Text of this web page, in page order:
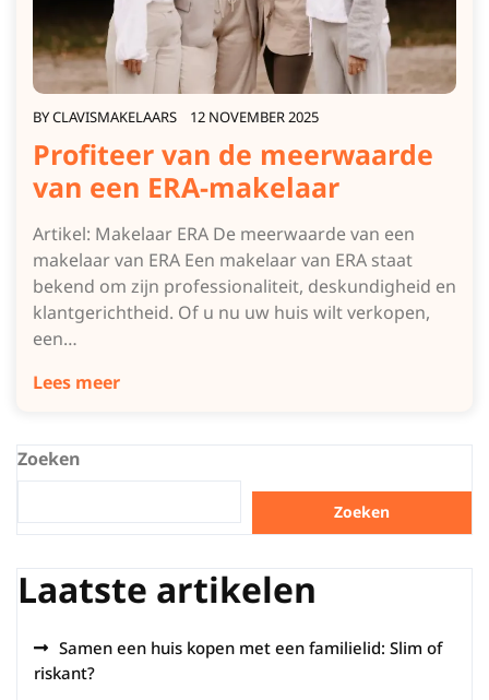
BYCLAVISMAKELAARS 12 NOVEMBER 2025
Profiteer van de meerwaarde
van een ERA-makelaar
Artikel: Makelaar ERA De meerwaarde van een
makelaar van ERA Een makelaar van ERA staat
bekend om zijn professionaliteit, deskundigheid en
klantgerichtheid. Of u nu uw huis wilt verkopen,
een…
Lees meer
Zoeken
Zoeken
Laatste artikelen
Samen een huis kopen met een familielid: Slim of
riskant?